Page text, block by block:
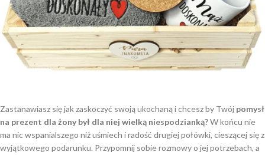
Zastanawiasz się jak zaskoczyć swoją ukochaną i chcesz by Twój pomysł
na prezent dla żony był dla niej wielką niespodzianką?W końcu nie
ma nic wspanialszego niż uśmiech i radość drugiej połówki, cieszącej się z
wyjątkowego podarunku. Przypomnij sobie rozmowy o jej potrzebach, a